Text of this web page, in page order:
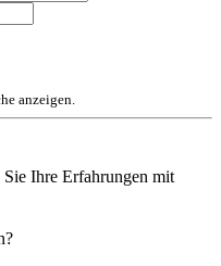
anzeigen.
Ihre Erfahrungen mit